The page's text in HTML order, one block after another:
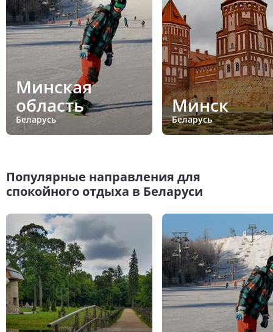
Минская
область
Беларусь
Минск
Беларусь
Популярные направления для
спокойного отдыха в Беларуси